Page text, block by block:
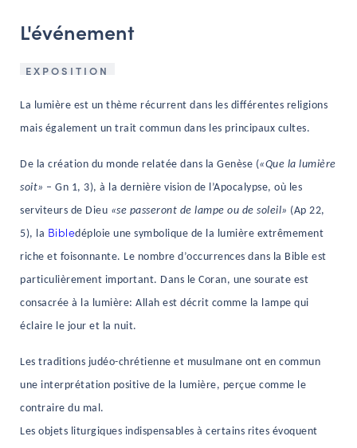
Espace acteurs
NAVIGATION FILTRÉE « ACTEURS »
PORTAIL CULTURE
Comité d'Histoire Régionale
Service Inventaire et Patrimoines de la Région Grand Est
VOUS ÊTES…
Amateurs d’histoire et de patrimoine
Responsables de structures
L'événement
EXPOSITION
La lumière est un thème récurrent dans les différentes religions
mais également un trait commun dans les principaux cultes.
De la création du monde relatée dans la Genèse («Que la lumière
soit» – Gn 1, 3), à la dernière vision de l’Apocalypse, où les
serviteurs de Dieu «se passeront de lampe ou de soleil» (Ap 22,
5), la Bibledéploie une symbolique de la lumière extrêmement
riche et foisonnante. Le nombre d’occurrences dans la Bible est
particulièrement important. Dans le Coran, une sourate est
consacrée à la lumière: Allah est décrit comme la lampe qui
éclaire le jour et la nuit.
Les traditions judéo-chrétienne et musulmane ont en commun
une interprétation positive de la lumière, perçue comme le
contraire du mal.
Les objets liturgiques indispensables à certains rites évoquent